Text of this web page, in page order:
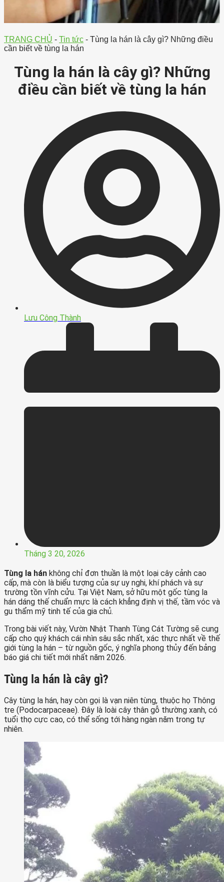
TRANG CHỦ - Tin tức - Tùng la hán là cây gì? Những điều
cần biết về tùng la hán
Tùng la hán là cây gì? Những
điều cần biết về tùng la hán
Lưu Công Thành
Tháng 3 20, 2026
Tùng la hán không chỉ đơn thuần là một loại cây cảnh cao
cấp, mà còn là biểu tượng của sự uy nghi, khí phách và sự
trường tồn vĩnh cửu. Tại Việt Nam, sở hữu một gốc tùng la
hán dáng thế chuẩn mực là cách khẳng định vị thế, tầm vóc và
gu thẩm mỹ tinh tế của gia chủ.
Trong bài viết này, Vườn Nhật Thanh Tùng Cát Tường sẽ cung
cấp cho quý khách cái nhìn sâu sắc nhất, xác thực nhất về thế
giới tùng la hán – từ nguồn gốc, ý nghĩa phong thủy đến bảng
báo giá chi tiết mới nhất năm 2026.
Tùng la hán là cây gì?
Cây tùng la hán, hay còn gọi là vạn niên tùng, thuộc họ Thông
tre (Podocarpaceae). Đây là loài cây thân gỗ thường xanh, có
tuổi thọ cực cao, có thể sống tới hàng ngàn năm trong tự
nhiên.